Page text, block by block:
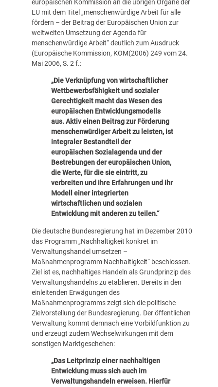
europäischen Kommission an die übrigen Organe der
EU mit dem Titel „menschenwürdige Arbeit für alle
fördern – der Beitrag der Europäischen Union zur
weltweiten Umsetzung der Agenda für
menschenwürdige Arbeit“ deutlich zum Ausdruck
(Europäische Kommission, KOM(2006) 249 vom 24.
Mai 2006, S. 2 f.:
„Die Verknüpfung von wirtschaftlicher
Wettbewerbsfähigkeit und sozialer
Gerechtigkeit macht das Wesen des
europäischen Entwicklungsmodells
aus. Aktiv einen Beitrag zur Förderung
menschenwürdiger Arbeit zu leisten, ist
integraler Bestandteil der
europäischen Sozialagenda und der
Bestrebungen der europäischen Union,
die Werte, für die sie eintritt, zu
verbreiten und ihre Erfahrungen und ihr
Modell einer integrierten
wirtschaftlichen und sozialen
Entwicklung mit anderen zu teilen.“
Die deutsche Bundesregierung hat im Dezember 2010
das Programm „Nachhaltigkeit konkret im
Verwaltungshandel umsetzen –
Maßnahmenprogramm Nachhaltigkeit“ beschlossen.
Ziel ist es, nachhaltiges Handeln als Grundprinzip des
Verwaltungshandelns zu etablieren. Bereits in den
einleitenden Erwägungen des
Maßnahmenprogramms zeigt sich die politische
Zielvorstellung der Bundesregierung. Der öffentlichen
Verwaltung kommt demnach eine Vorbildfunktion zu
und erzeugt zudem Wechselwirkungen mit dem
sonstigen Marktgeschehen:
„Das Leitprinzip einer nachhaltigen
Entwicklung muss sich auch im
Verwaltungshandeln erweisen. Hierfür